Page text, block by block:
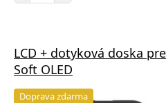
LCD + dotyková doska
Soft OLED
Doprava zdarma